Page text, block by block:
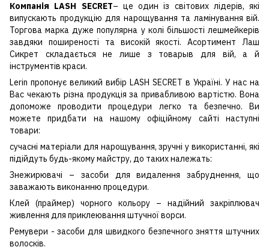
Компанія LASH SECRET– це один із світових лідерів, які
випускають продукцію для нарощування та ламінування вій.
Торгова марка дуже популярна у колі більшості лешмейкерів
завдяки поширеності та високій якості. Асортимент Лаш
Сикрет складається не лише з товарыв для вій, а й
інструментів краси.
Lerin пропонує великий вибір LASH SECRET в Україні. У нас на
Вас чекають різна продукція за привабливою вартістю. Вона
допоможе проводити процедури легко та безпечно. Ви
можете придбати на нашому офіційному сайті наступні
товари:
сучасні матеріали для нарощування, зручні у використанні, які
підійдуть будь-якому майстру, до таких належать:
Знежирювачі – засоби для видалення забруднення, що
заважають виконанню процедури.
Клей (праймер) чорного кольору – надійний закріплювач
живлення для приклеювання штучної ворси.
Ремувери - засоби для швидкого безпечного зняття штучних
волосків.